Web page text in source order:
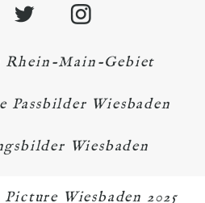
Rhein-Main-Gebiet
Passbilder Wiesbaden
Wiesbaden
Wiesbaden 2025